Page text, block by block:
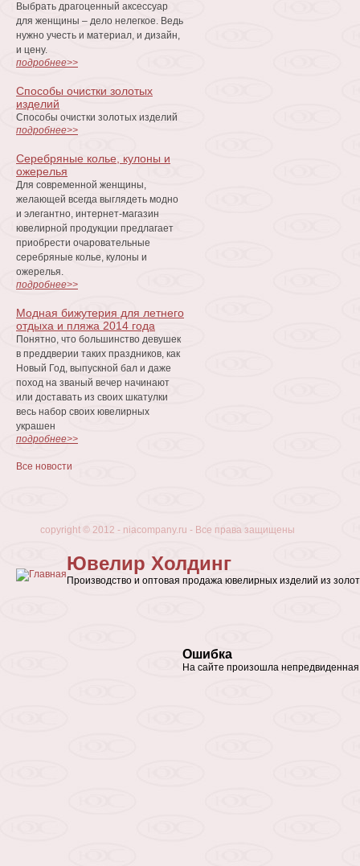
Выбрать драгоценный аксессуар
для женщины – дело нелегкое. Ведь
нужно учесть и материал, и дизайн,
и цену.
подробнее>>
Способы очистки золотых
изделий
Способы очистки золотых изделий
подробнее>>
Серебряные колье, кулоны и
ожерелья
Для современной женщины,
желающей всегда выглядеть модно
и элегантно, интернет-магазин
ювелирной продукции предлагает
приобрести очаровательные
серебряные колье, кулоны и
ожерелья.
подробнее>>
Модная бижутерия для летнего
отдыха и пляжа 2014 года
Понятно, что большинство девушек
в преддверии таких праздников, как
Новый Год, выпускной бал и даже
поход на званый вечер начинают
или доставать из своих шкатулки
весь набор своих ювелирных
украшен
подробнее>>
Все новости
сopyright © 2012 - niacompany.ru - Все права защищены
Ювелир Холдинг
Производство и оптовая продажа ювелирных изделий из
Ошибка
На сайте произошла